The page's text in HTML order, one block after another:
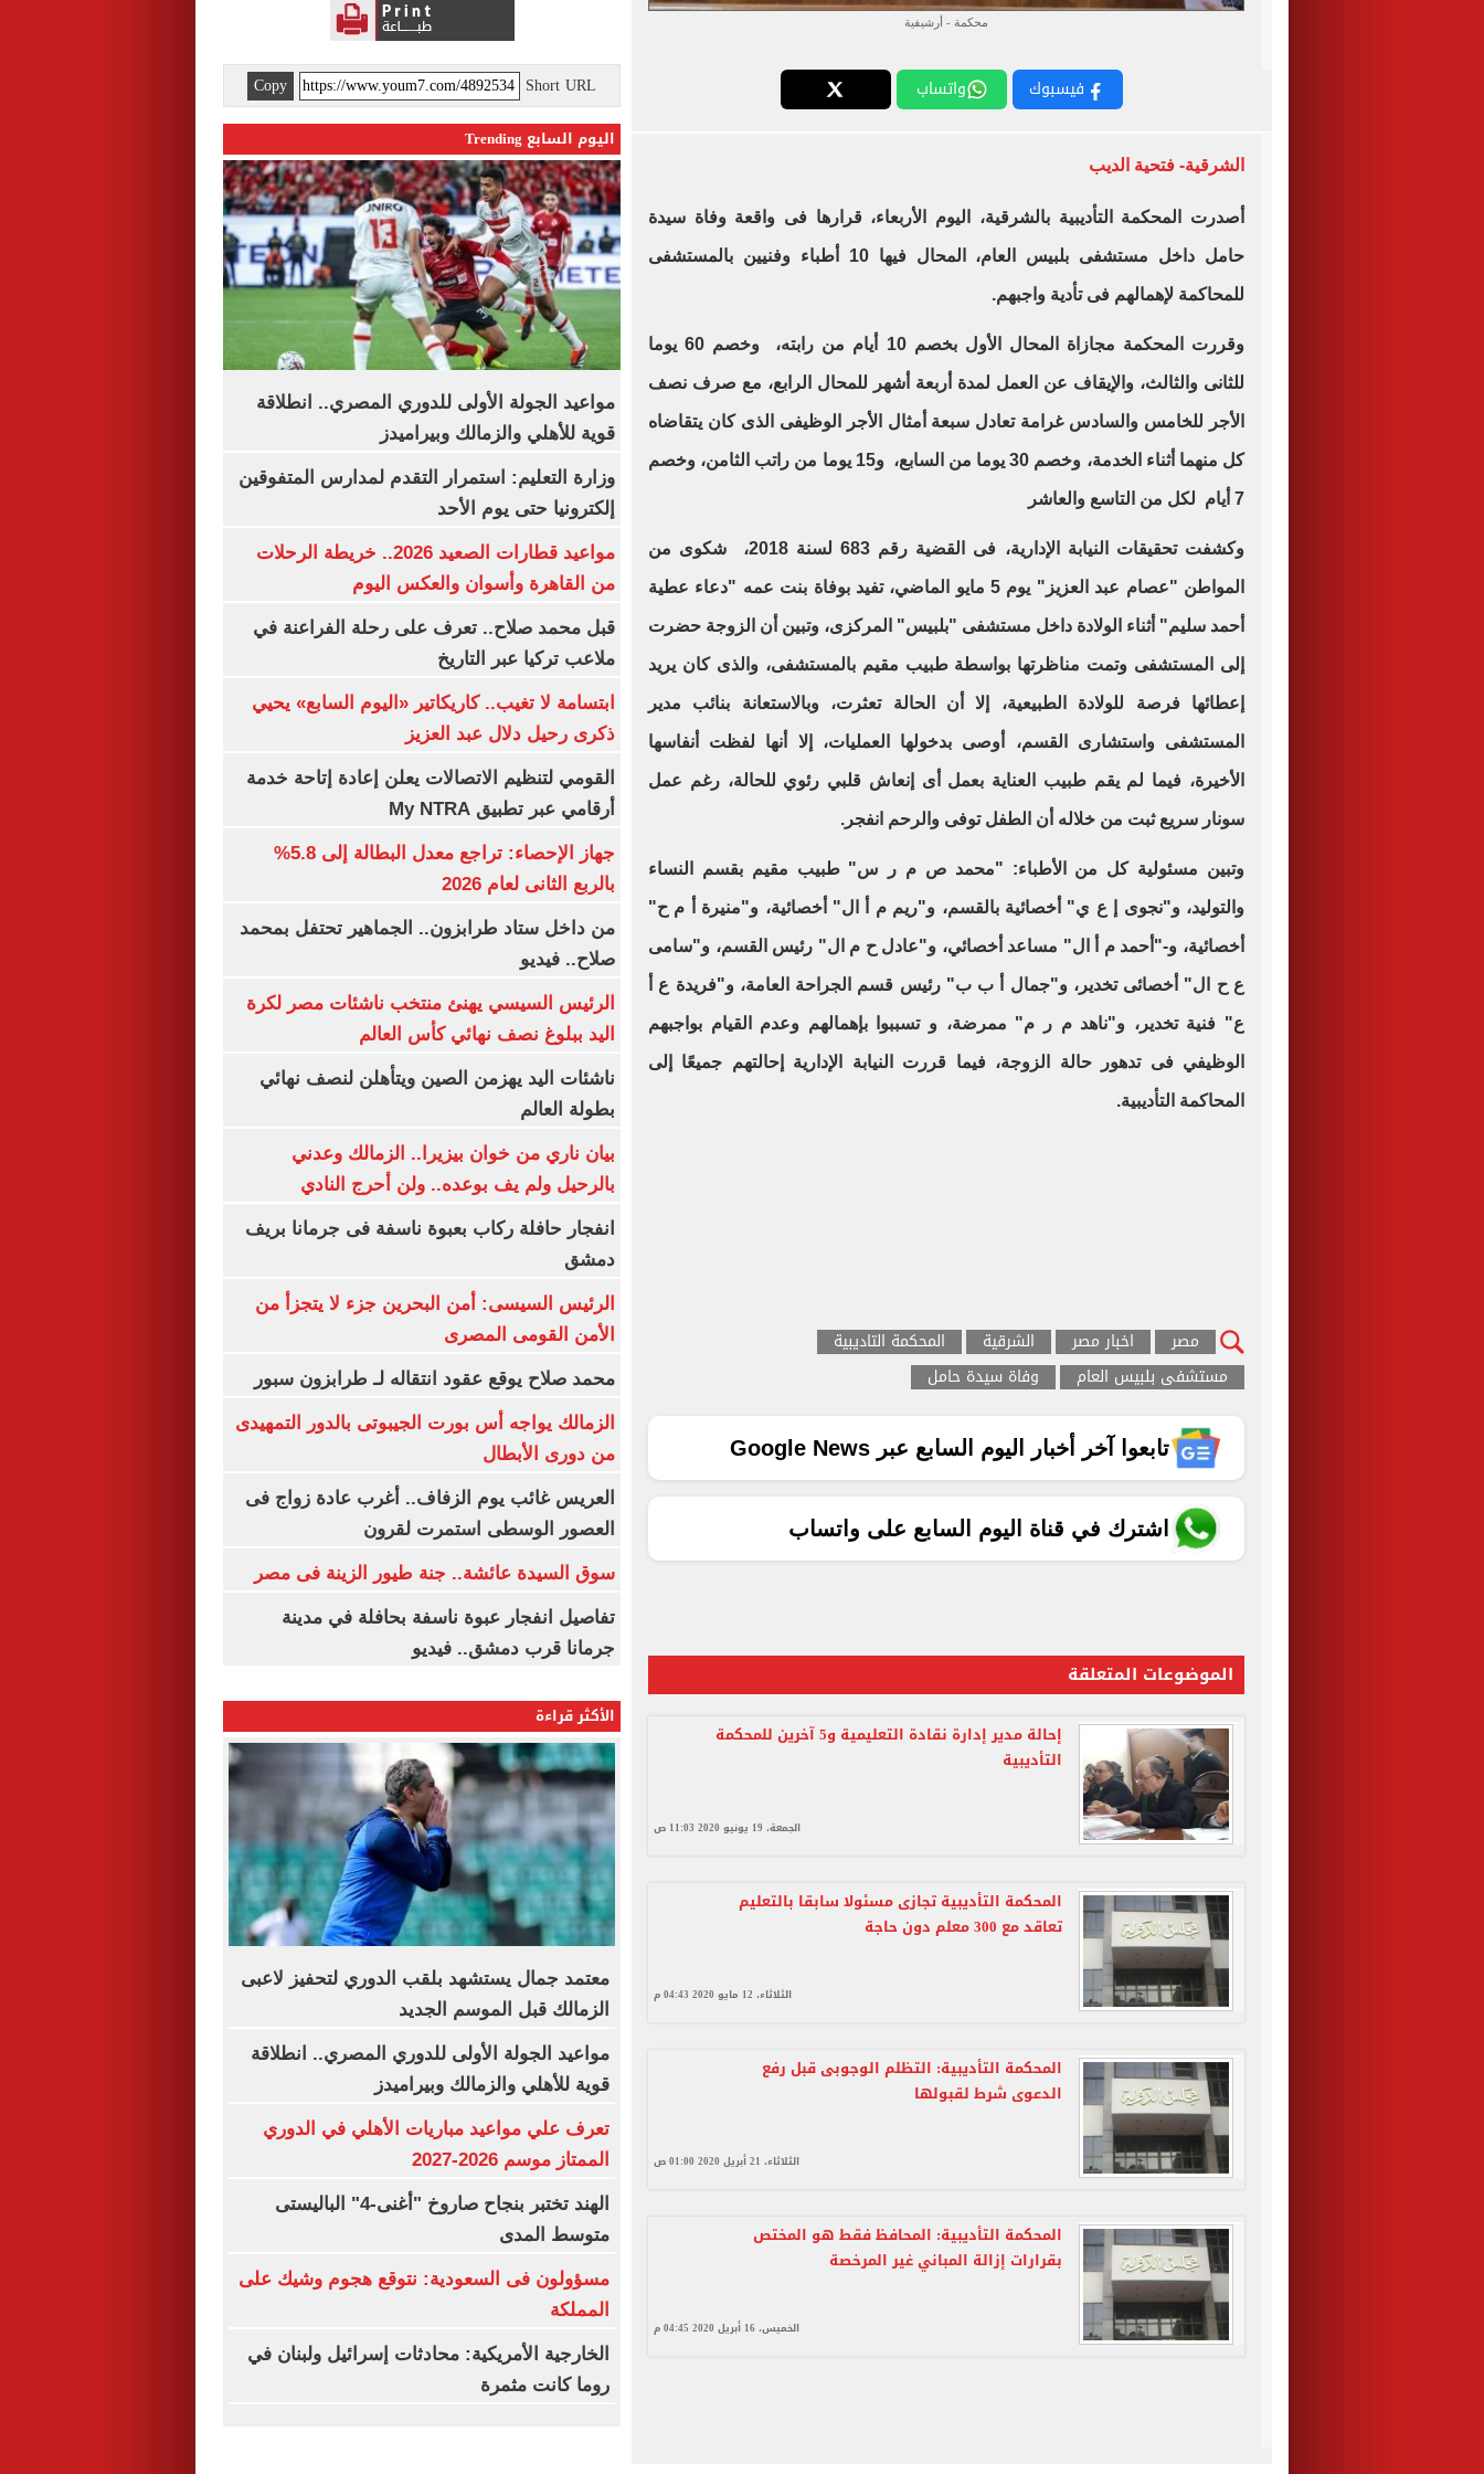
محكمة - أرشيفية
فيسبوك واتساب
الشرقية- فتحية الديب
أصدرت المحكمة التأديبية بالشرقية، اليوم الأربعاء، قرارها فى واقعة وفاة سيدة
حامل داخل مستشفى بلبيس العام، المحال فيها 10 أطباء وفنيين بالمستشفى
للمحاكمة لإهمالهم فى تأدية واجبهم.
وقررت المحكمة مجازاة المحال الأول بخصم 10 أيام من رابته، وخصم 60 يوما
للثانى والثالث، والإيقاف عن العمل لمدة أربعة أشهر للمحال الرابع، مع صرف نصف
الأجر للخامس والسادس غرامة تعادل سبعة أمثال الأجر الوظيفى الذى كان يتقاضاه
كل منهما أثناء الخدمة، وخصم 30 يوما من السابع، و15 يوما من راتب الثامن، وخصم
7 أيام لكل من التاسع والعاشر
وكشفت تحقيقات النيابة الإدارية، فى القضية رقم 683 لسنة 2018، شكوى من
المواطن "عصام عبد العزيز" يوم 5 مايو الماضي، تفيد بوفاة بنت عمه "دعاء عطية
أحمد سليم" أثناء الولادة داخل مستشفى "بلبيس" المركزى، وتبين أن الزوجة حضرت
إلى المستشفى وتمت مناظرتها بواسطة طبيب مقيم بالمستشفى، والذى كان يريد
إعطائها فرصة للولادة الطبيعية، إلا أن الحالة تعثرت، وبالاستعانة بنائب مدير
المستشفى واستشارى القسم، أوصى بدخولها العمليات، إلا أنها لفظت أنفاسها
الأخيرة، فيما لم يقم طبيب العناية بعمل أى إنعاش قلبي رئوي للحالة، رغم عمل
سونار سريع ثبت من خلاله أن الطفل توفى والرحم انفجر.
وتبين مسئولية كل من الأطباء: "محمد ص م ر س" طبيب مقيم بقسم النساء
والتوليد، و"نجوى إ ع ي" أخصائية بالقسم، و"ريم م أ ال" أخصائية، و"منيرة أ م ح"
أخصائية، و-"أحمد م أ ال" مساعد أخصائي، و"عادل ح م ال" رئيس القسم، و"سامى
ع ح ال" أخصائى تخدير، و"جمال أ ب ب" رئيس قسم الجراحة العامة، و"فريدة ع أ
ع" فنية تخدير، و"ناهد م ر م" ممرضة، و تسببوا بإهمالهم وعدم القيام بواجبهم
الوظيفي فى تدهور حالة الزوجة، فيما قررت النيابة الإدارية إحالتهم جميعًا إلى
المحاكمة التأديبية.
مصر اخبار مصر الشرقية
المحكمة التاديبية
مستشفى بلبيس العام
وفاة سيدة حامل
تابعوا آخر أخبار اليوم السابع عبر Google News
اشترك في قناة اليوم السابع على واتساب
الموضوعات المتعلقة
إحالة مدير إدارة نقادة التعليمية و5 آخرين للمحكمة
التأديبية
الجمعة، 19 يونيو 2020 11:03 ص
المحكمة التأديبية تجازى مسئولا سابقا بالتعليم
تعاقد مع 300 معلم دون حاجة
الثلاثاء، 12 مايو 2020 04:43 م
المحكمة التأديبية: التظلم الوجوبى قبل رفع
الدعوى شرط لقبولها
الثلاثاء، 21 أبريل 2020 01:00 ص
المحكمة التأديبية: المحافظ فقط هو المختص
بقرارات إزالة المباني غير المرخصة
الخميس، 16 أبريل 2020 04:45 م
Short URL
Copy
اليوم السابع Trending
مواعيد الجولة الأولى للدوري المصري.. انطلاقة
قوية للأهلي والزمالك وبيراميدز
وزارة التعليم: استمرار التقدم لمدارس المتفوقين
إلكترونيا حتى يوم الأحد
مواعيد قطارات الصعيد 2026.. خريطة الرحلات
من القاهرة وأسوان والعكس اليوم
قبل محمد صلاح.. تعرف على رحلة الفراعنة في
ملاعب تركيا عبر التاريخ
ابتسامة لا تغيب.. كاريكاتير «اليوم السابع» يحيي
ذكرى رحيل دلال عبد العزيز
القومي لتنظيم الاتصالات يعلن إعادة إتاحة خدمة
أرقامي عبر تطبيق My NTRA
جهاز الإحصاء: تراجع معدل البطالة إلى 5.8%
بالربع الثانى لعام 2026
من داخل ستاد طرابزون.. الجماهير تحتفل بمحمد
صلاح.. فيديو
الرئيس السيسي يهنئ منتخب ناشئات مصر لكرة
اليد ببلوغ نصف نهائي كأس العالم
ناشئات اليد يهزمن الصين ويتأهلن لنصف نهائي
بطولة العالم
بيان ناري من خوان بيزيرا.. الزمالك وعدني
بالرحيل ولم يف بوعده.. ولن أحرج النادي
انفجار حافلة ركاب بعبوة ناسفة فى جرمانا بريف
دمشق
الرئيس السيسى: أمن البحرين جزء لا يتجزأ من
الأمن القومى المصرى
محمد صلاح يوقع عقود انتقاله لـ طرابزون سبور
الزمالك يواجه أس بورت الجيبوتى بالدور التمهيدى
من دورى الأبطال
العريس غائب يوم الزفاف.. أغرب عادة زواج فى
العصور الوسطى استمرت لقرون
سوق السيدة عائشة.. جنة طيور الزينة فى مصر
تفاصيل انفجار عبوة ناسفة بحافلة في مدينة
جرمانا قرب دمشق.. فيديو
الأكثر قراءة
معتمد جمال يستشهد بلقب الدوري لتحفيز لاعبى
الزمالك قبل الموسم الجديد
مواعيد الجولة الأولى للدوري المصري.. انطلاقة
قوية للأهلي والزمالك وبيراميدز
تعرف علي مواعيد مباريات الأهلي في الدوري
الممتاز موسم 2026-2027
الهند تختبر بنجاح صاروخ "أغنى-4" الباليستى
متوسط المدى
مسؤولون فى السعودية: نتوقع هجوم وشيك على
المملكة
الخارجية الأمريكية: محادثات إسرائيل ولبنان في
روما كانت مثمرة